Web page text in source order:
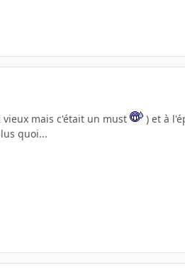
vieux mais c'était un must
) et à
quoi...